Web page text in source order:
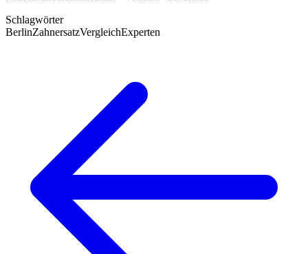
Schlagwörter
BerlinZahnersatzVergleichExperten